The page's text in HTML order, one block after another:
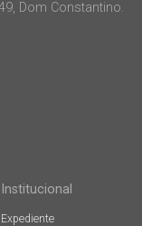
Dom Constantino.
Institucional
Expediente